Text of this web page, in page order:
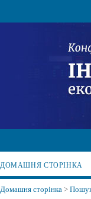
ДОМАШНЯ СТОРІНКА
Домашня сторінка >